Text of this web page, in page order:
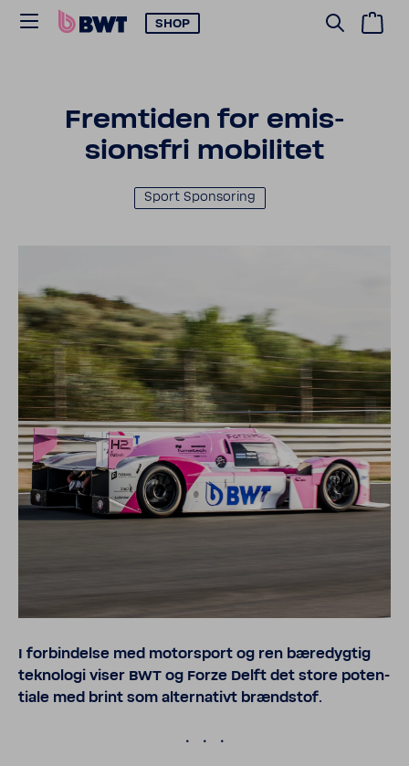
SHOP
Fremtiden for emis­
sionsfri mobilitet
Sport Spon­soring
I forbindelse med motor­sport og ren bæredygtig
teknologi viser BWT og Forze Delft det store poten­
tiale med brint som alter­na­tivt brændstof.
.